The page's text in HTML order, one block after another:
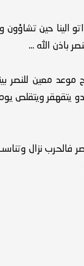
الينا حين
باذن الله ...
موعد معين للنصر
يتقهقر ويتقلص
فالحرب نزال